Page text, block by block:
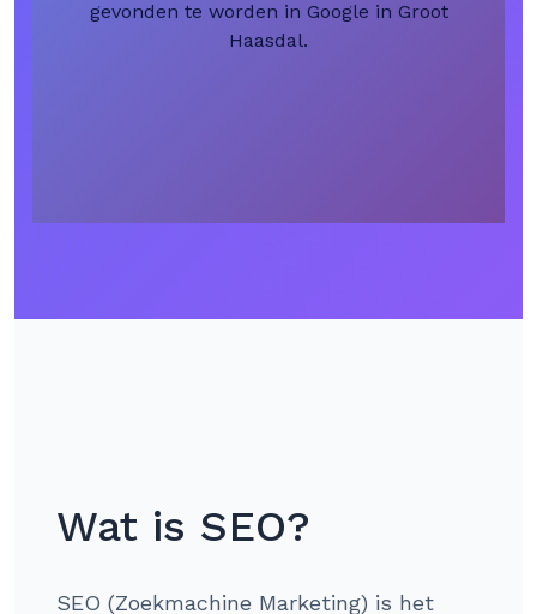
gevonden te worden in Google in Groot
Haasdal.
Wat is SEO?
SEO (Zoekmachine Marketing) is het